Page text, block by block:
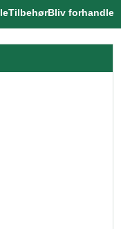
TilbehørBliv